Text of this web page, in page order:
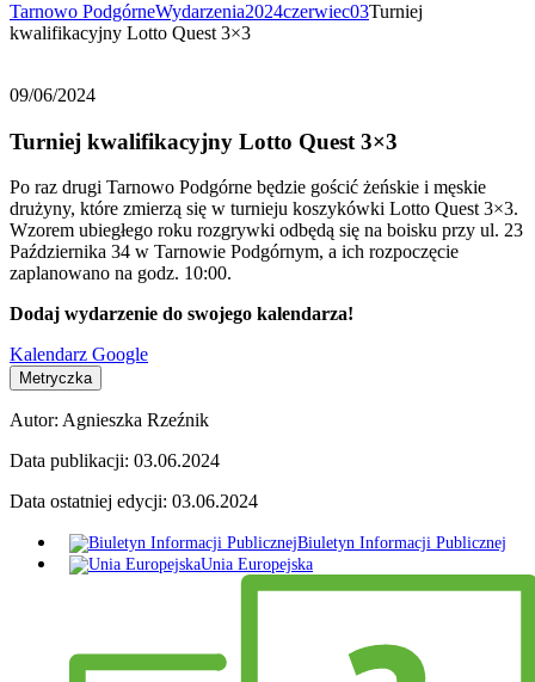
Tarnowo PodgórneWydarzenia2024czerwiec03Turniej
kwalifikacyjny Lotto Quest 3×3
09/06/2024
Turniej kwalifikacyjny Lotto Quest 3×3
Po raz drugi Tarnowo Podgórne będzie gościć żeńskie i męskie
drużyny, które zmierzą się w turnieju koszykówki Lotto Quest 3×3.
Wzorem ubiegłego roku rozgrywki odbędą się na boisku przy ul. 23
Października 34 w Tarnowie Podgórnym, a ich rozpoczęcie
zaplanowano na godz. 10:00.
Dodaj wydarzenie do swojego kalendarza!
Kalendarz Google
Metryczka
Autor: Agnieszka Rzeźnik
Data publikacji: 03.06.2024
Data ostatniej edycji: 03.06.2024
Biuletyn Informacji Publicznej
Unia Europejska